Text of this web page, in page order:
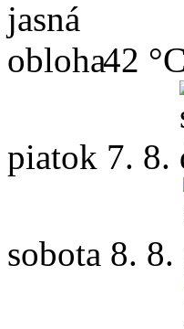
42 °C
piatok 7. 8.
sobota 8. 8.